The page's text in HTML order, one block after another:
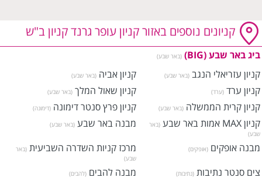
קניונים נוספים באזור קניון עופר גרנד קניון ב"ש
ביג באר שבע (BIG) (באר שבע)
קניון עזריאלי הנגב (באר שבע) קניון אביה (באר שבע)
קניון ערד (ערד) קניון שאול המלך (באר שבע)
קניון קרית הממשלה (באר שבע) קניון פרץ סנטר דימונה (דימונה)
קניון MAX אמות באר שבע
(באר
שבע)
מבנה באר שבע (באר שבע)
מבנה אופקים (אופקים) מרכז קניות השדרה השביעית (באר
שבע)
צים סנטר נתיבות (נתיבות) מבנה להבים (להבים)